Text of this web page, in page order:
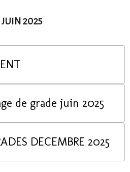
2025
inscription Passage de grade juin 2025
DECEMBRE 2025